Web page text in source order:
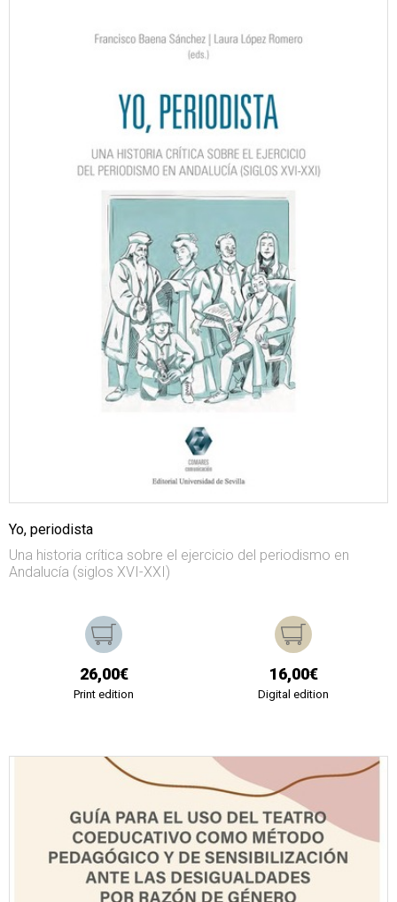
Yo, periodista
Una historia crítica sobre el ejercicio del periodismo en
Andalucía (siglos XVI-XXI)
26,00€
Print edition
16,00€
Digital edition